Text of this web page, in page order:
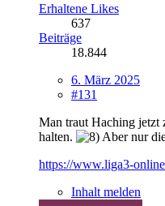
Erhaltene Likes
637
Beiträge
18.844
6. März 2025
#131
Man traut Haching jetzt
halten.
Aber nur
https://www.liga3-
Inhalt melden